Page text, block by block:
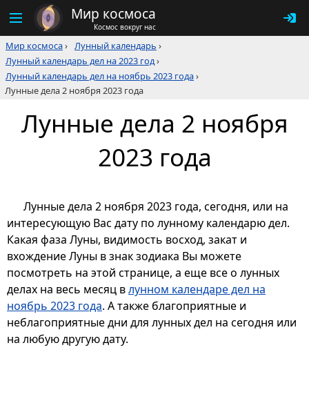
Мир космоса
Космос вокруг нас
Мир космоса› Лунный календарь ›
Лунный календарь дел на 2023 год›
Лунный календарь дел на ноябрь 2023 года›
Лунные дела 2 ноября 2023 года
Лунные дела 2 ноября
2023 года
Лунные дела 2 ноября 2023 года, сегодня, или на
интересующую Вас дату по лунному календарю дел.
Какая фаза Луны, видимость восход, закат и
вхождение Луны в знак зодиака Вы можете
посмотреть на этой странице, а еще все о лунных
делах на весь месяц влунном календаре дел на
ноябрь 2023 года. А также благоприятные и
неблагоприятные дни для лунных дел на сегодня или
на любую другую дату.